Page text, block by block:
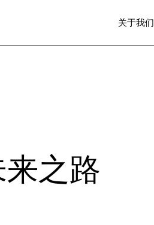
关于我们
之路